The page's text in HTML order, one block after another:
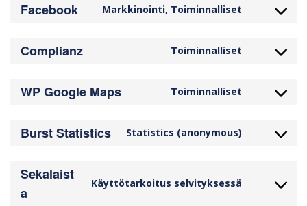
Facebook Markkinointi, Toiminnalliset
Complianz Toiminnalliset
WP Google Maps Toiminnalliset
Burst Statistics Statistics (anonymous)
Sekalaist
a
Käyttötarkoitus selvityksessä